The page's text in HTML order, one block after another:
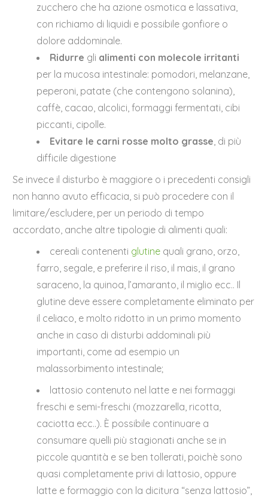
zucchero che ha azione osmotica e lassativa,
con richiamo di liquidi e possibile gonfiore o
dolore addominale.
Ridurre gli alimenti con molecole irritanti
per la mucosa intestinale: pomodori, melanzane,
peperoni, patate (che contengono solanina),
caffè, cacao, alcolici, formaggi fermentati, cibi
piccanti, cipolle.
Evitare le carni rosse molto grasse , di più
difficile digestione
Se invece il disturbo è maggiore o i precedenti consigli
non hanno avuto efficacia, si può procedere con il
limitare/escludere, per un periodo di tempo
accordato, anche altre tipologie di alimenti quali:
cereali contenenti glutine quali grano, orzo,
farro, segale, e preferire il riso, il mais, il grano
saraceno, la quinoa, l’amaranto, il miglio ecc.. Il
glutine deve essere completamente eliminato per
il celiaco, e molto ridotto in un primo momento
anche in caso di disturbi addominali più
importanti, come ad esempio un
malassorbimento intestinale;
lattosio contenuto nel latte e nei formaggi
freschi e semi-freschi (mozzarella, ricotta,
caciotta ecc..). È possibile continuare a
consumare quelli più stagionati anche se in
piccole quantità e se ben tollerati, poichè sono
quasi completamente privi di lattosio, oppure
latte e formaggio con la dicitura “senza lattosio”,